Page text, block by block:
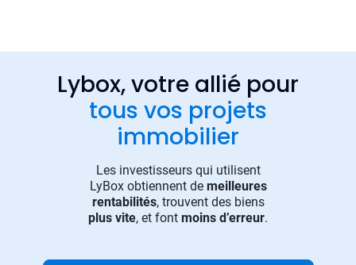
Lybox, votre allié pour
tous vos projets
immobilier
Les investisseurs qui utilisent
LyBox obtiennent de meilleures
rentabilités, trouvent des biens
plus vite, et font moins d’erreur.